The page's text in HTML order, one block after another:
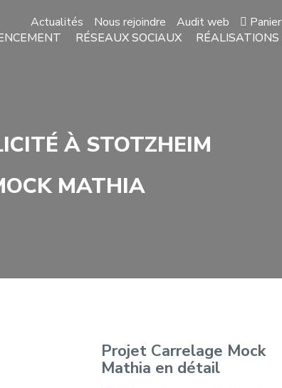
Actualités Nous rejoindre Audit web
Panier
RÉSEAUX SOCIAUX RÉALISATIONS
À STOTZHEIM
MATHIA
Projet Carrelage Mock
Mathia en détail